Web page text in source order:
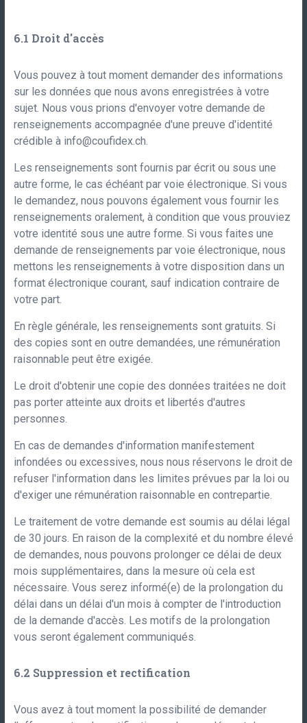
Droit d'accès
Vous pouvez à tout moment demander des informations
sur les données que nous avons enregistrées à votre
sujet. Nous vous prions d'envoyer votre demande de
renseignements accompagnée d'une preuve d'identité
crédible à info@coufidex.ch.
Les renseignements sont fournis par écrit ou sous une
autre forme, le cas échéant par voie électronique. Si vous
le demandez, nous pouvons également vous fournir les
renseignements oralement, à condition que vous prouviez
votre identité sous une autre forme. Si vous faites une
demande de renseignements par voie électronique, nous
mettons les renseignements à votre disposition dans un
format électronique courant, sauf indication contraire de
votre part.
En règle générale, les renseignements sont gratuits. Si
des copies sont en outre demandées, une rémunération
raisonnable peut être exigée.
Le droit d'obtenir une copie des données traitées ne doit
pas porter atteinte aux droits et libertés d'autres
personnes.
En cas de demandes d'information manifestement
infondées ou excessives, nous nous réservons le droit de
refuser l'information dans les limites prévues par la loi ou
d'exiger une rémunération raisonnable en contrepartie.
Le traitement de votre demande est soumis au délai légal
de 30 jours. En raison de la complexité et du nombre élevé
de demandes, nous pouvons prolonger ce délai de deux
mois supplémentaires, dans la mesure où cela est
nécessaire. Vous serez informé(e) de la prolongation du
délai dans un délai d'un mois à compter de l'introduction
de la demande d'accès. Les motifs de la prolongation
vous seront également communiqués.
Suppression et rectification
Vous avez à tout moment la possibilité de demander